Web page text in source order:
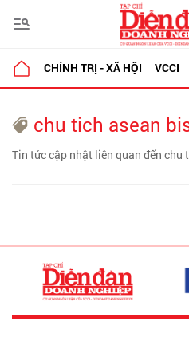
CHÍNH TRỊ - XÃ HỘI VCCI
chu tich asean
Tin tức cập nhật liên quan đến chu